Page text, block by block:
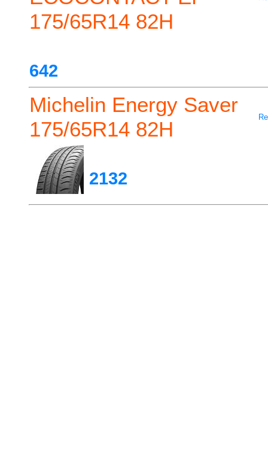
175/65R14 82H
642
Michelin Energy Saver
175/65R14 82H
2132